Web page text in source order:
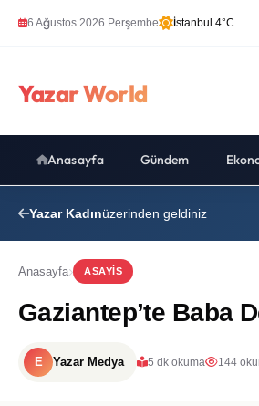
6 Ağustos 2026 Perşembe İstanbul 4°C
Yazar World
Anasayfa Gündem
Yazar Kadınüzerinden geldiniz
Anasayfa ASAYIS
Gaziantep’te Baba
E Yazar Medya 5 dk okuma 144